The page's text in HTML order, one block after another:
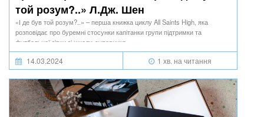
той розум?..» Л.Дж. Шен
«І де був той розум?..» – перша книжка циклу All Saints High, яка
розповідає про буремні стосунки капітанки групи підтримки та
футбольної зірки зі школи-суперника.
14.03.2024 1 хв. на читання